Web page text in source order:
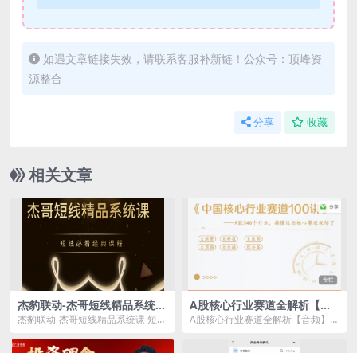
如遇文章链接失效，请联系客服补新链！公众号：顶峰资
源整合
分享 收藏
相关文章
杰豹联动-杰哥短线精品系统课
短线必看经典课程
杰豹联动-杰哥短线精品系统课 短线
目...
A股核心行业赛道全解析【音
频】
A股核心行业赛道全解析【音频】资